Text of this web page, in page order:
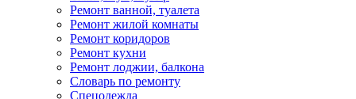
Ремонт ванной, туалета
Ремонт жилой комнаты
Ремонт коридоров
Ремонт кухни
Ремонт лоджии, балкона
Словарь по ремонту
Спецодежда